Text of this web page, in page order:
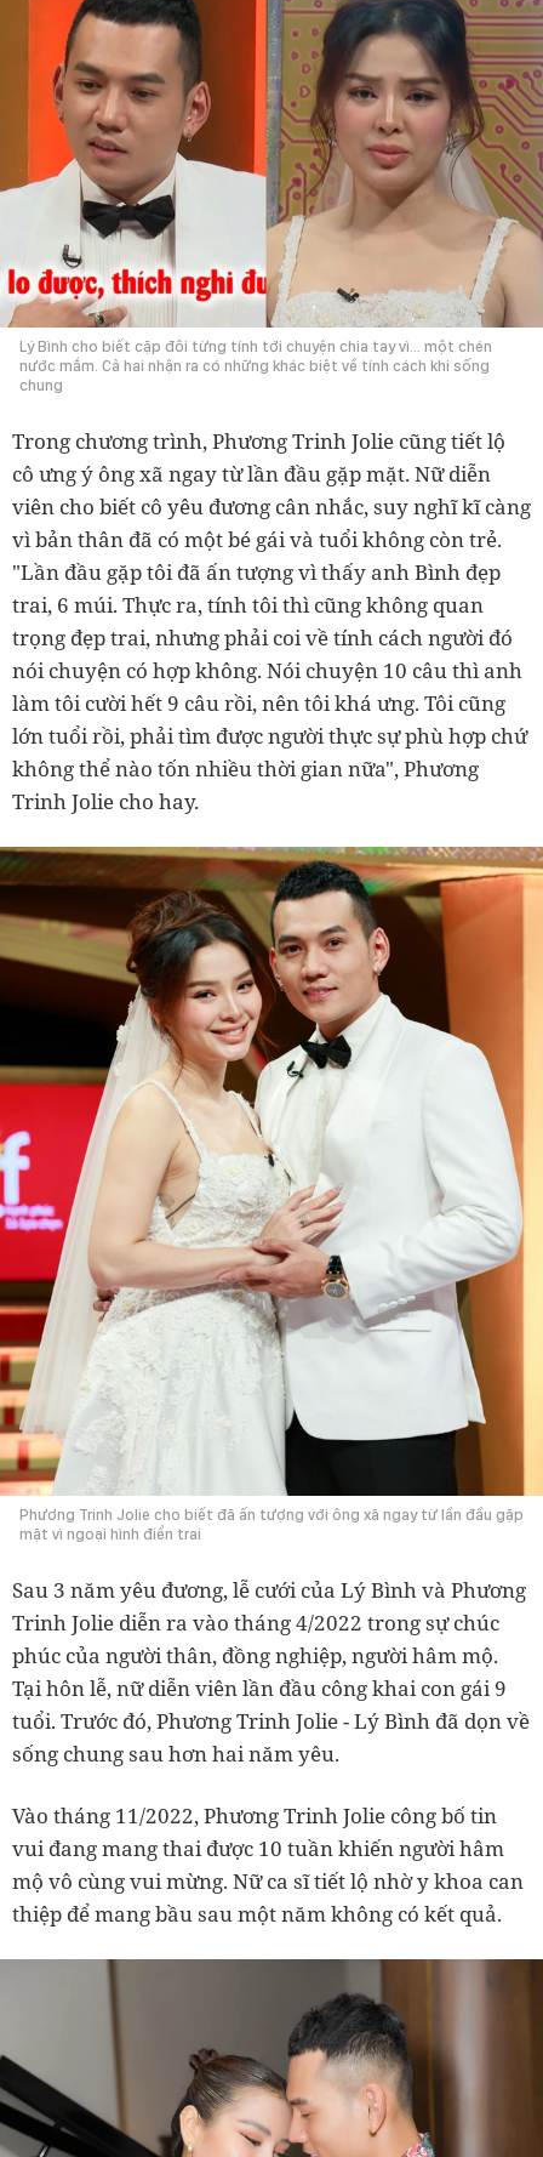
Lý Bình cho biết cặp đôi từng tính tới chuyện chia tay vì… một chén
nước mắm. Cả hai nhận ra có những khác biệt về tính cách khi sống
chung
Trong chương trình, Phương Trinh Jolie cũng tiết lộ
cô ưng ý ông xã ngay từ lần đầu gặp mặt. Nữ diễn
viên cho biết cô yêu đương cân nhắc, suy nghĩ kĩ càng
vì bản thân đã có một bé gái và tuổi không còn trẻ.
"Lần đầu gặp tôi đã ấn tượng vì thấy anh Bình đẹp
trai, 6 múi. Thực ra, tính tôi thì cũng không quan
trọng đẹp trai, nhưng phải coi về tính cách người đó
nói chuyện có hợp không. Nói chuyện 10 câu thì anh
làm tôi cười hết 9 câu rồi, nên tôi khá ưng. Tôi cũng
lớn tuổi rồi, phải tìm được người thực sự phù hợp chứ
không thể nào tốn nhiều thời gian nữa", Phương
Trinh Jolie cho hay.
Phương Trinh Jolie cho biết đã ấn tượng với ông xã ngay từ lần đầu gặp
mặt vì ngoại hình điển trai
Sau 3 năm yêu đương, lễ cưới của Lý Bình và Phương
Trinh Jolie diễn ra vào tháng 4/2022 trong sự chúc
phúc của người thân, đồng nghiệp, người hâm mộ.
Tại hôn lễ, nữ diễn viên lần đầu công khai con gái 9
tuổi. Trước đó, Phương Trinh Jolie - Lý Bình đã dọn về
sống chung sau hơn hai năm yêu.
Vào tháng 11/2022, Phương Trinh Jolie công bố tin
vui đang mang thai được 10 tuần khiến người hâm
mộ vô cùng vui mừng. Nữ ca sĩ tiết lộ nhờ y khoa can
thiệp để mang bầu sau một năm không có kết quả.